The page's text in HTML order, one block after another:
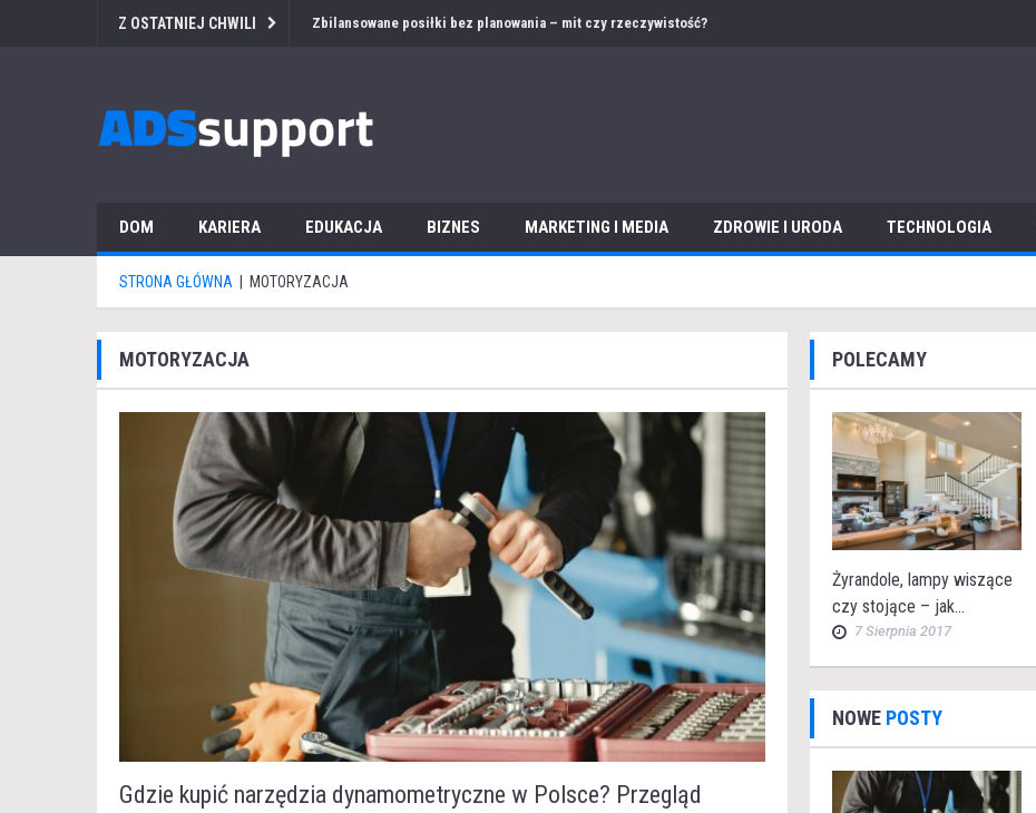
Z OSTATNIEJ CHWILI Przetarg medyczny za granicą – jak przygotować ofertę i dokumentację w obcym języku?
DOM KARIERA EDUKACJA BIZNES MARKETING I MEDIA ZDROWIE I URODA TECHNOLOGIA
STRONA GŁÓWNA MOTORYZACJA
MOTORYZACJA
Gdzie kupić narzędzia dynamometryczne w Polsce? Przegląd
POLECAMY
Żyrandole, lampy wiszące
czy stojące – jak...
7 Sierpnia 2017
NOWE POSTY